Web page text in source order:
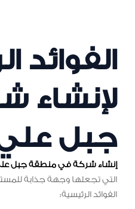
الفوائد
لإنشاء
جبل
إنشاء شركة في منطقة جبل
التي تجعلها وجهة جذابة
الفوائد الرئيسية: